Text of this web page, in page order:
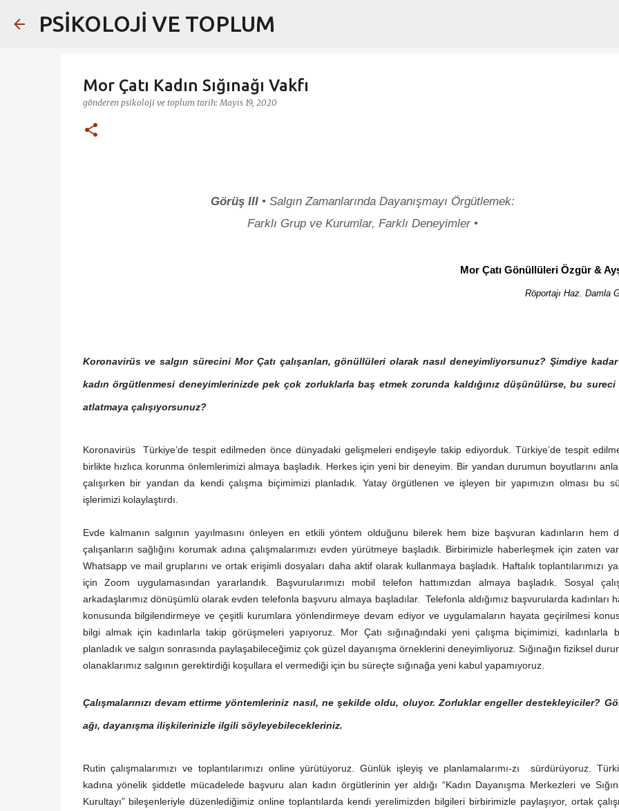
PSİKOLOJİ VE TOPLUM
Mor Çatı Kadın Sığınağı Vakfı
gönderen psikoloji ve toplum tarih:Mayıs 19, 2020
Görüş III• Salgın Zamanlarında Dayanışmayı Örgütlemek:
Farklı Grup ve Kurumlar, Farklı Deneyimler •
Mor Çatı Gönüllüleri Özgür &
Röportajı Haz. Damla
Koronavirüs ve salgın sürecini Mor Çatı çalışanları, gönüllüleri olarak nasıl deneyimliyorsunuz? Şimdiye
kadın örgütlenmesi deneyimlerinizde pek çok zorluklarla baş etmek zorundakaldığınız düşünülürse, bu sureci
atlatmaya çalışıyorsunuz?
Koronavirüs Türkiye’de tespit edilmeden önce dünyadaki gelişmeleri endişeyle takip ediyorduk. Türkiye’de tespit
birlikte hızlıca korunma önlemlerimizi almaya başladık. Herkes için yeni bir deneyim. Bir yandan durumun boyutlarını
çalışırken bir yandan da kendi çalışma biçimimizi planladık. Yatay örgütlenen ve işleyen bir yapımızın olması bu
işlerimizi kolaylaştırdı.
Evde kalmanın salgının yayılmasını önleyen en etkili yöntem olduğunu bilerek hem bize başvuran kadınların hem
çalışanların sağlığını korumak adına çalışmalarımızı evden yürütmeye başladık. Birbirimizle haberleşmek için zaten
Whatsapp ve mail gruplarını ve ortak erişimli dosyaları daha aktif olarak kullanmaya başladık. Haftalık toplantılarımızı
için Zoom uygulamasından yararlandık. Başvurularımızı mobil telefon hattımızdan almaya başladık. Sosyal
arkadaşlarımız dönüşümlü olarak evden telefonla başvuru almaya başladılar. Telefonla aldığımız başvurularda kadınları
konusunda bilgilendirmeye ve çeşitli kurumlara yönlendirmeye devam ediyor ve uygulamaların hayata geçirilmesi
bilgi almak için kadınlarla takip görüşmeleri yapıyoruz. Mor Çatı sığınağındaki yeni çalışma biçimimizi, kadınlarla
planladık ve salgın sonrasında paylaşabileceğimiz çok güzel dayanışma örneklerini deneyimliyoruz. Sığınağın fiziksel
olanaklarımız salgının gerektirdiği koşullara el vermediği için bu süreçte sığınağa yeni kabul yapamıyoruz.
Çalışmalarınızı devam ettirme yöntemleriniz nasıl, ne şekilde oldu, oluyor. Zorluklar engeller destekleyiciler?
ağı, dayanışma ilişkilerinizle ilgili söyleyebilecekleriniz.
Rutin çalışmalarımızı ve toplantılarımızı online yürütüyoruz. Günlük işleyiş ve planlamalarımı-zı sürdürüyoruz.
kadına yönelik şiddetle mücadelede başvuru alan kadın örgütlerinin yer aldığı “Kadın Dayanışma Merkezleri ve
Kurultayı” bileşenleriyle düzenlediğimiz online toplantılarda kendi yerelimizden bilgileri birbirimizle paylaşıyor, ortak